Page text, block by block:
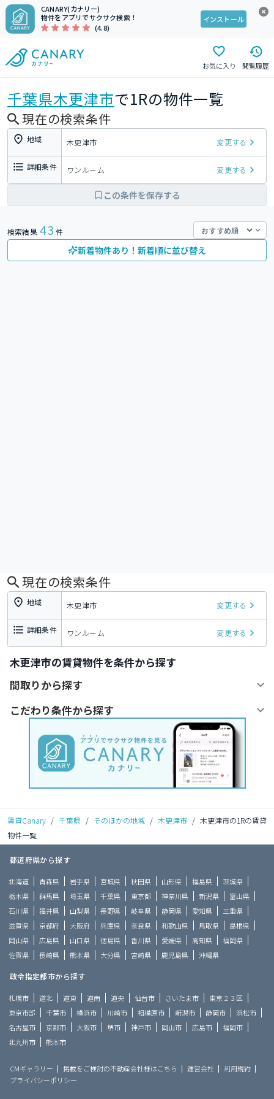
CANARY(カナリー)
物件をアプリでサクサク検索！
(4.8)
インストール
お気に入り 閲覧履歴
千葉県木更津市で1Rの物件一覧
現在の検索条件
地域 木更津市 変更する
詳細条件 ワンルーム 変更する
この条件を保存する
検索結果 43 件
新着物件あり！新着順に並び替え
現在の検索条件
地域 木更津市 変更する
詳細条件 ワンルーム 変更する
木更津市の賃貸物件を条件から探す
間取りから探す
こだわり条件から探す
賃貸Canary / 千葉県 / そのほかの地域 / 木更津市 / 木更津市の1Rの賃貸
物件一覧
都道府県から探す
北海道 青森県 岩手県 宮城県 秋田県 山形県 福島県
茨城県
栃木県
群馬県 埼玉県 千葉県 東京都 神奈川県 新潟県
富山県
石川県
福井県 山梨県 長野県 岐阜県 静岡県 愛知県
三重県
滋賀県
京都府 大阪府 兵庫県 奈良県 和歌山県 鳥取県
島根県
岡山県
広島県 山口県 徳島県 香川県 愛媛県 高知県
福岡県
佐賀県
長崎県 熊本県 大分県 宮崎県 鹿児島県 沖縄県
政令指定都市から探す
札幌市 道北 道東 道南 道央 仙台市 さいたま市
東京２３区
東京市部
千葉市 横浜市 川崎市 相模原市 新潟市 静岡市
浜松市
名古屋市
京都市 大阪市 堺市 神戸市 岡山市 広島市
福岡市
北九州市
熊本市
CMギャラリー 掲載をご検討の不動産会社様はこちら 運営会社
利用規約
プライバシーポリシー